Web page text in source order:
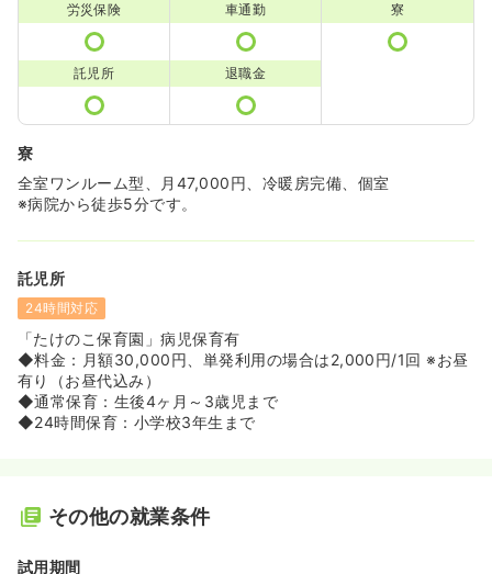
労災保険 車通勤 寮
託児所 退職金
寮
全室ワンルーム型、月47,000円、冷暖房完備、個室
※病院から徒歩5分です。
託児所
24時間対応
「たけのこ保育園」病児保育有
◆料金：月額30,000円、単発利用の場合は2,000円/1回 ※お昼
有り（お昼代込み）
◆通常保育：生後4ヶ月～3歳児まで
◆24時間保育：小学校3年生まで
その他の就業条件
試用期間